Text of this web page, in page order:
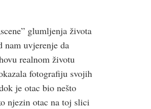
glumljenja života
nam uvjerenje da
realnom životu
fotografiju svojih
je otac bio nešto
njezin otac na toj slici